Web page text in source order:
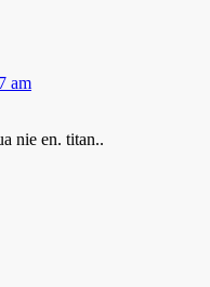
am
nie en. titan..